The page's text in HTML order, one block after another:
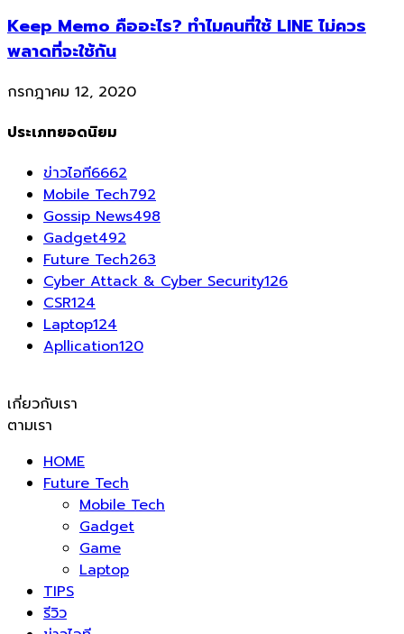
Keep Memo คืออะไร? ทำไมคนที่ใช้ LINE ไม่ควร
พลาดที่จะใช้กัน
กรกฎาคม 12, 2020
ประเภทยอดนิยม
ข่าวไอที6662
Mobile Tech792
Gossip News498
Gadget492
Future Tech263
Cyber Attack & Cyber Security126
CSR124
Laptop124
Apllication120
เกี่ยวกับเรา
ตามเรา
HOME
Future Tech
Mobile Tech
Gadget
Game
Laptop
TIPS
รีวิว